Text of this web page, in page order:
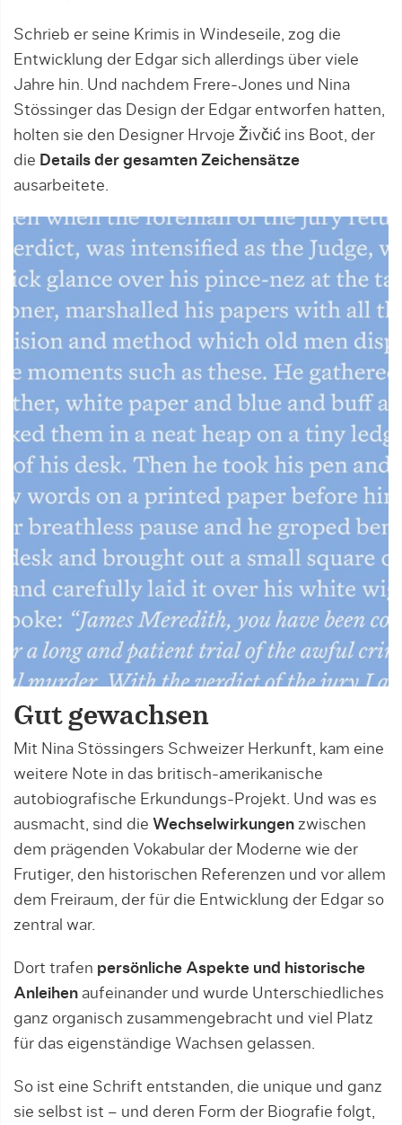
Schrieb er seine Krimis in Windeseile, zog die
Entwicklung der Edgar sich allerdings über viele
Jahre hin. Und nachdem Frere-Jones und Nina
Stössinger das Design der Edgar entworfen hatten,
holten sie den Designer Hrvoje Živčić ins Boot, der
die Details der gesamten Zeichensätze
ausarbeitete.
Gut gewachsen
Mit Nina Stössingers Schweizer Herkunft, kam eine
weitere Note in das britisch-amerikanische
autobiografische Erkundungs-Projekt. Und was es
ausmacht, sind die Wechselwirkungen zwischen
dem prägenden Vokabular der Moderne wie der
Frutiger, den historischen Referenzen und vor allem
dem Freiraum, der für die Entwicklung der Edgar so
zentral war.
Dort trafen persönliche Aspekte und historische
Anleihen aufeinander und wurde Unterschiedliches
ganz organisch zusammengebracht und viel Platz
für das eigenständige Wachsen gelassen.
So ist eine Schrift entstanden, die unique und ganz
sie selbst ist – und deren Form der Biografie folgt,